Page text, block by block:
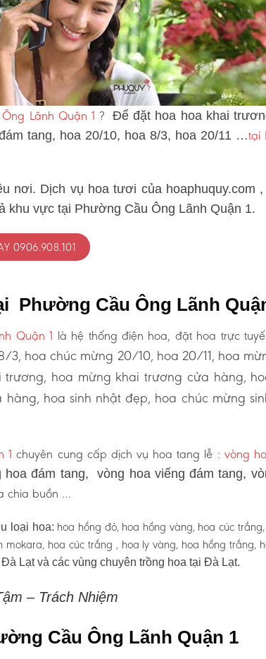
Lãnh Quận 1 ?Để đặt hoa hoa khai
tang, hoa 20/10, hoa 8/3, hoa 20/11 …tại
nơi. Dịch vụ hoa tươi của hoaphuquy.com
khu vực tại Phường Cầu Ông Lãnh Quận 1.
0906.908.101
Phường Cầu Ông Lãnh
Quận 1 là hệ thống điện hoa, đặt hoa trực
3, hoa chúc mừng 20/10, hoa 20/11, hoa
hoa mừng khai trương cửa hàng,
hoa sinh nhật đẹp, hoa chúc mừng
1 chuyên cung cấp dịch vụ hoa tang lễ : vòng
hoa đám tang, vòng hoa viếng đám tang,
chia buồn …
loại hoa: hoa hồng đỏ, hoa hồng vàng, hoa cúc
hoa cúc trắng , hoa ly vàng, hoa hồng trắng,
Lạt và các vùng chuyên trồng hoa tại Đà Lạt.
– Trách Nhiệm
Cầu Ông Lãnh Quận 1